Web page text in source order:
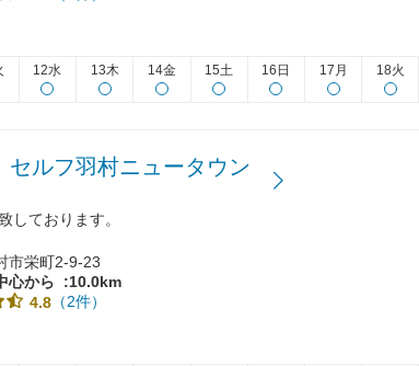
12水 13木 14金 15土 16日 17月 18火
ルフ羽村ニュータウン
しております。
市栄町2-9-23
心から
:10.0km
4.8 （2件）